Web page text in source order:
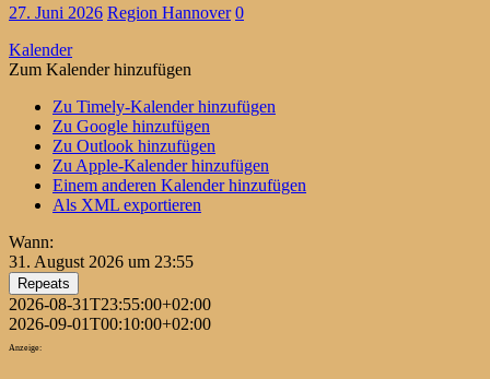
27. Juni 2026 Region Hannover 0
Kalender
Zum Kalender hinzufügen
Zu Timely-Kalender hinzufügen
Zu Google hinzufügen
Zu Outlook hinzufügen
Zu Apple-Kalender hinzufügen
Einem anderen Kalender hinzufügen
Als XML exportieren
Wann:
31. August 2026 um 23:55
Repeats
2026-08-31T23:55:00+02:00
2026-09-01T00:10:00+02:00
Anzeige: